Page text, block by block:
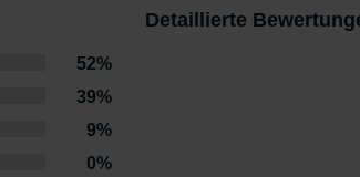
52%
39%
9%
0%
Detaillierte